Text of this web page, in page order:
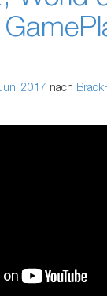
2017 nach